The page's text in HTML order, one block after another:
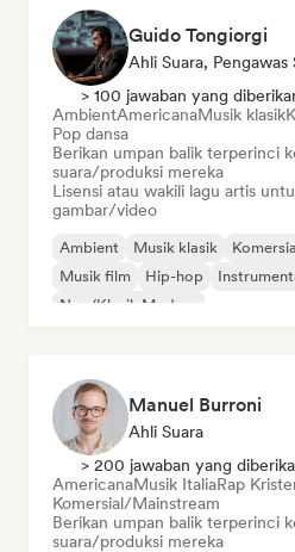
Guido Tongiorgi
Ahli Suara, Pengawas
> 100 jawaban yang
AmbientAmericanaMusik klasik
Pop dansa
Berikan umpan balik terperinci
suara/produksi mereka
Lisensi atau wakili lagu artis
gambar/video
Ambient Musik klasik
Musik film
Hip-hop
Neo/Klasik Modern
Manuel Burroni
Ahli Suara
> 200 jawaban yang
AmericanaMusik ItaliaRap
Komersial/Mainstream
Berikan umpan balik terperinci
suara/produksi mereka